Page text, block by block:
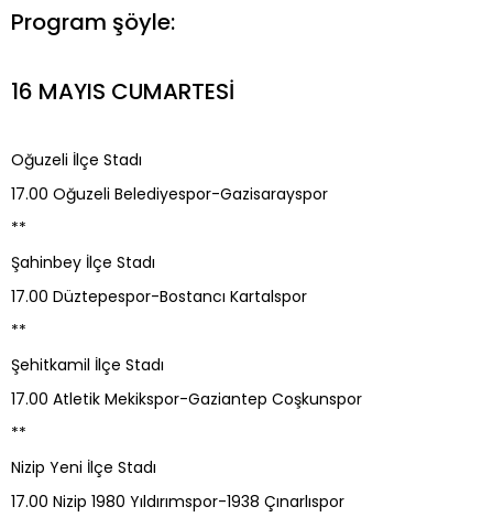
Program şöyle:
16 MAYIS CUMARTESİ
Oğuzeli İlçe Stadı
17.00 Oğuzeli Belediyespor-Gazisarayspor
**
Şahinbey İlçe Stadı
17.00 Düztepespor-Bostancı Kartalspor
**
Şehitkamil İlçe Stadı
17.00 Atletik Mekikspor-Gaziantep Coşkunspor
**
Nizip Yeni İlçe Stadı
17.00 Nizip 1980 Yıldırımspor-1938 Çınarlıspor